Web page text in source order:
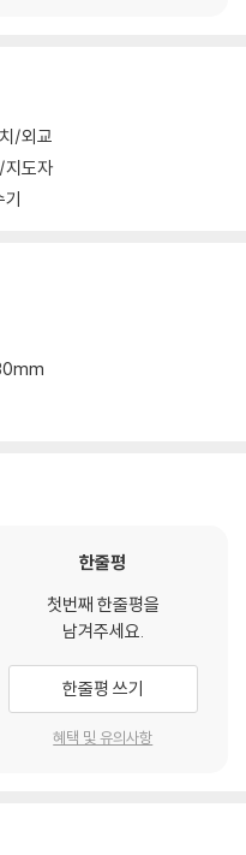
is the deeply personal r
who has steadily
inspires us to do the
/외교
지도자
기
한줄평
첫번째 한줄평을
남겨주세요.
한줄평 쓰기
혜택 및 유의사항